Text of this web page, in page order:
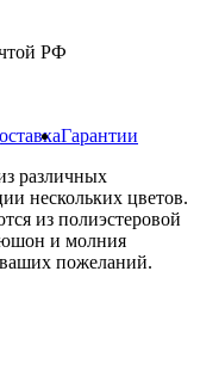
РФ
Гарантии
различных
нескольких цветов.
из полиэстеровой
и молния
пожеланий.